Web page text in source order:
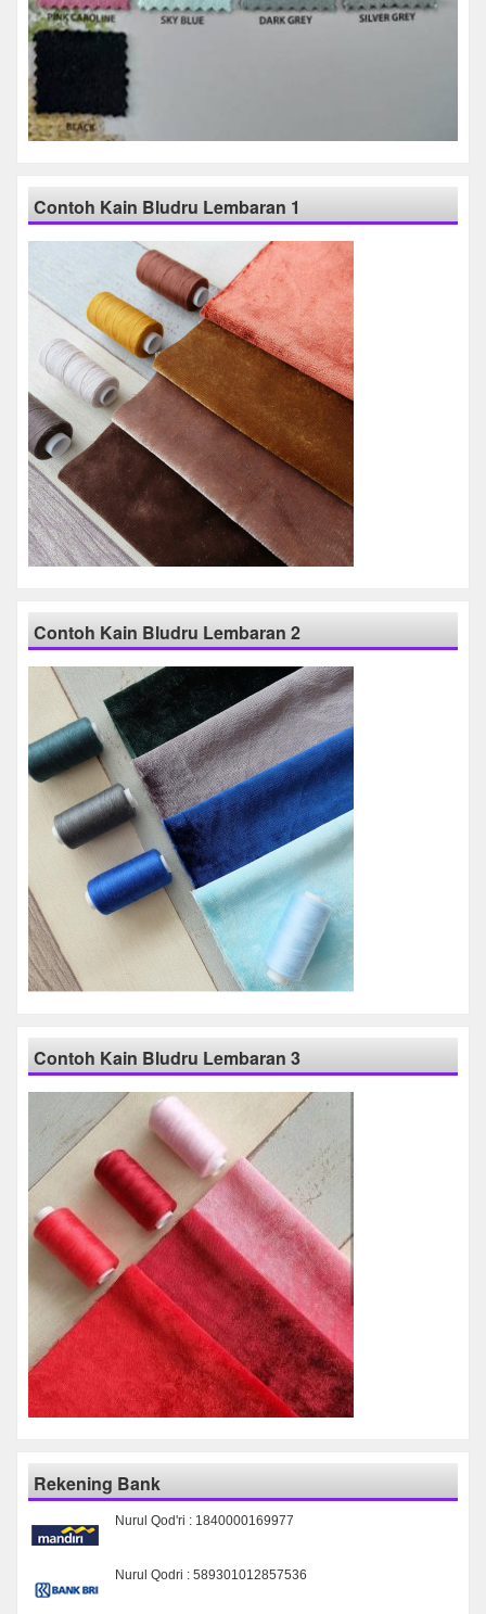
Contoh Kain Bludru Lembaran 1
Contoh Kain Bludru Lembaran 2
Contoh Kain Bludru Lembaran 3
Rekening Bank
Nurul Qod'ri : 1840000169977
Nurul Qodri : 589301012857536